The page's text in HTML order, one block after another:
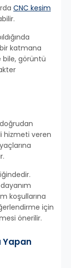
CNC kesim
bir katmana
bile, görüntü
hizmeti veren
koşullarına
için
önerilir.
Yapan